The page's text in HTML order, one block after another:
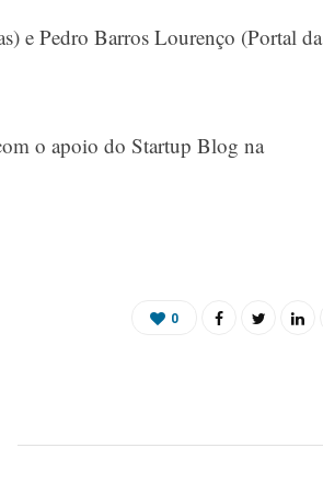
e Pedro Barros Lourenço (Portal da
o apoio do Startup Blog na
0